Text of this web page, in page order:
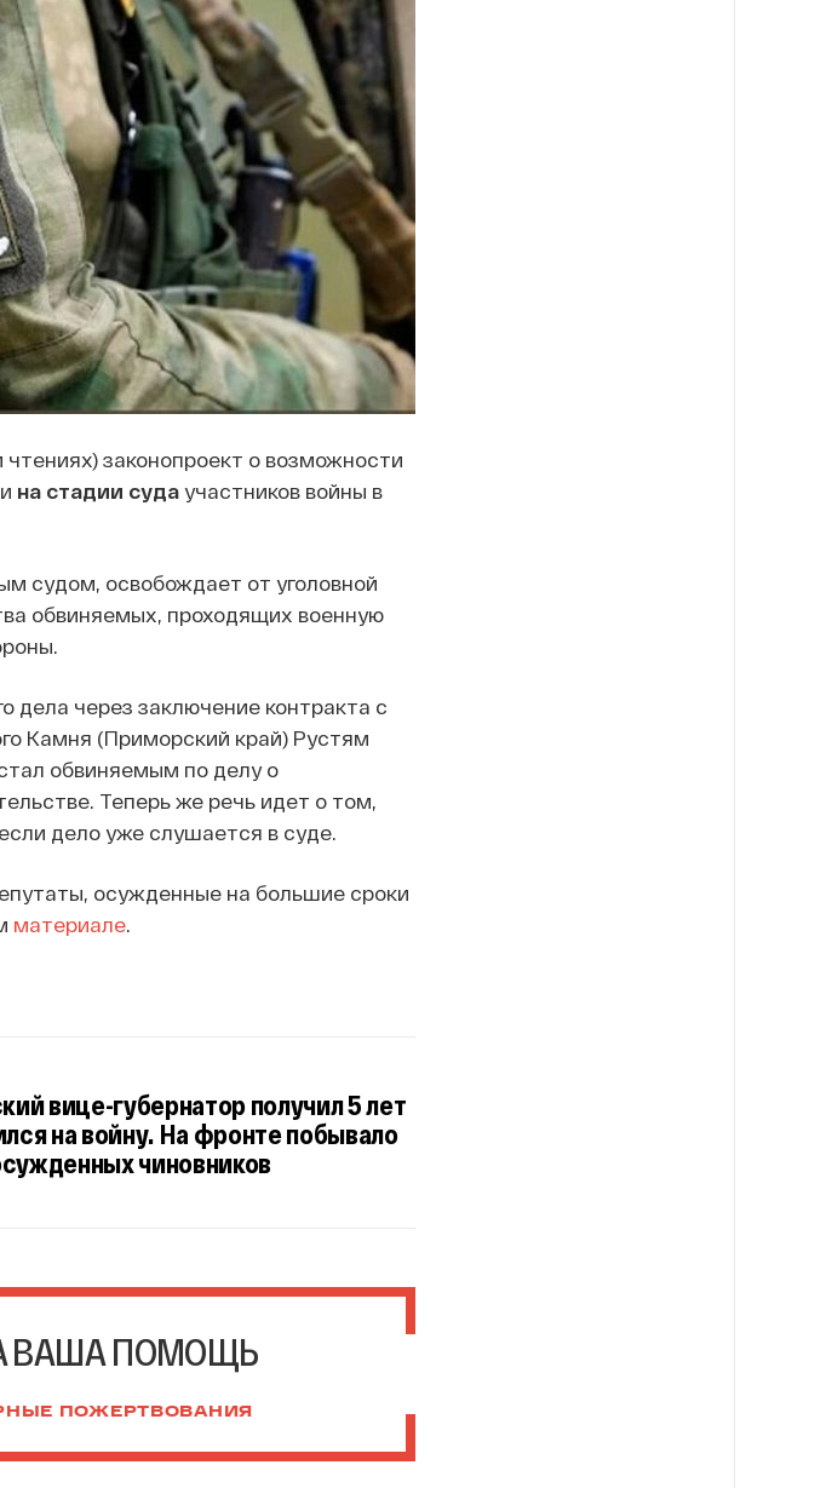
законопроект о возможности
на стадии судаучастников войны в
судом, освобождает от уголовной
обвиняемых, проходящих военную
дела через заключение контракта с
Камня (Приморский край) Рустям
обвиняемым по делу о
Теперь же речь идет о том,
дело уже слушается в суде.
осужденные на большие сроки
материале.
вице-губернатор получил 5 лет
на войну. На фронте побывало
чиновников
ВАША ПОМОЩЬ
ПОЖЕРТВОВАНИЯ